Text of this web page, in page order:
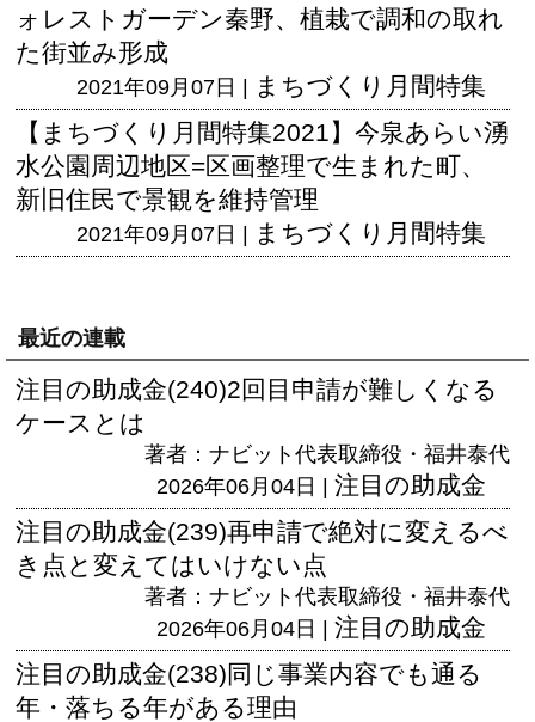
ォレストガーデン秦野、植栽で調和の取れ
た街並み形成
2021年09月07日 | まちづくり月間特集
【まちづくり月間特集2021】今泉あらい湧
水公園周辺地区=区画整理で生まれた町、
新旧住民で景観を維持管理
2021年09月07日 | まちづくり月間特集
最近の連載
注目の助成金(240)2回目申請が難しくなる
ケースとは
著者：ナビット代表取締役・福井泰代
2026年06月04日 | 注目の助成金
注目の助成金(239)再申請で絶対に変えるべ
き点と変えてはいけない点
著者：ナビット代表取締役・福井泰代
2026年06月04日 | 注目の助成金
注目の助成金(238)同じ事業内容でも通る
年・落ちる年がある理由